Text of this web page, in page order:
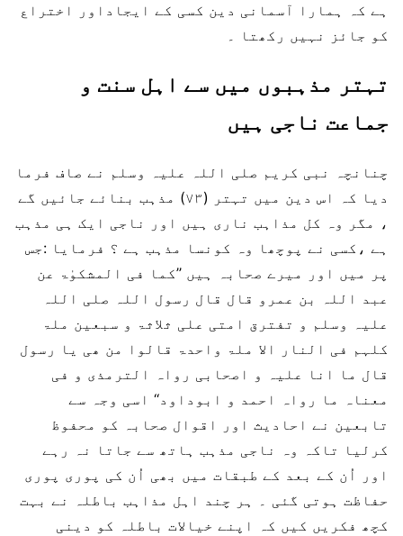
ہے کہ ہمارا آسمانی دین کسی کے ایجاداور اختراع
کو جائز نہیں رکھتا ۔
تہتر مذہبوں میں سے اہل سنت و
جماعت ناجی ہیں
چنانچہ نبی کریم صلی اللہ علیہ وسلم نے صاف فرما
دیا کہ اس دین میں تہتر (۷۳) مذہب بنائے جائیں گے
، مگر وہ کل مذاہب ناری ہیں اور ناجی ایک ہی مذہب
ہے ،کسی نے پوچھا وہ کونسا مذہب ہے ؟ فرمایا :جس
پر میں اور میرے صحابہ ہیں ’’کما فی المشکوٰۃ عن
عبد اللہ بن عمرو قال قال رسول اللہ صلی اللہ
علیہ وسلم و تفترق امتی علی ثلاثۃ و سبعین ملۃ
کلہم فی النار الا ملۃ واحدۃ قالوا من ھی یا رسول
قال ما انا علیہ و اصحابی رواہ الترمذی و فی
معناہ ما رواہ احمد و ابوداود‘‘ اسی وجہ سے
تابعین نے احادیث اور اقوال صحابہ کو محفوظ
کرلیا تاکہ وہ ناجی مذہب ہاتھ سے جاتا نہ رہے
اور اُن کے بعد کے طبقات میں بھی اُن کی پوری پوری
حفاظت ہوتی گئی ۔ ہر چند اہل مذاہب باطلہ نے بہت
کچھ فکریں کیں کہ اپنے خیالات باطلہ کو دینی